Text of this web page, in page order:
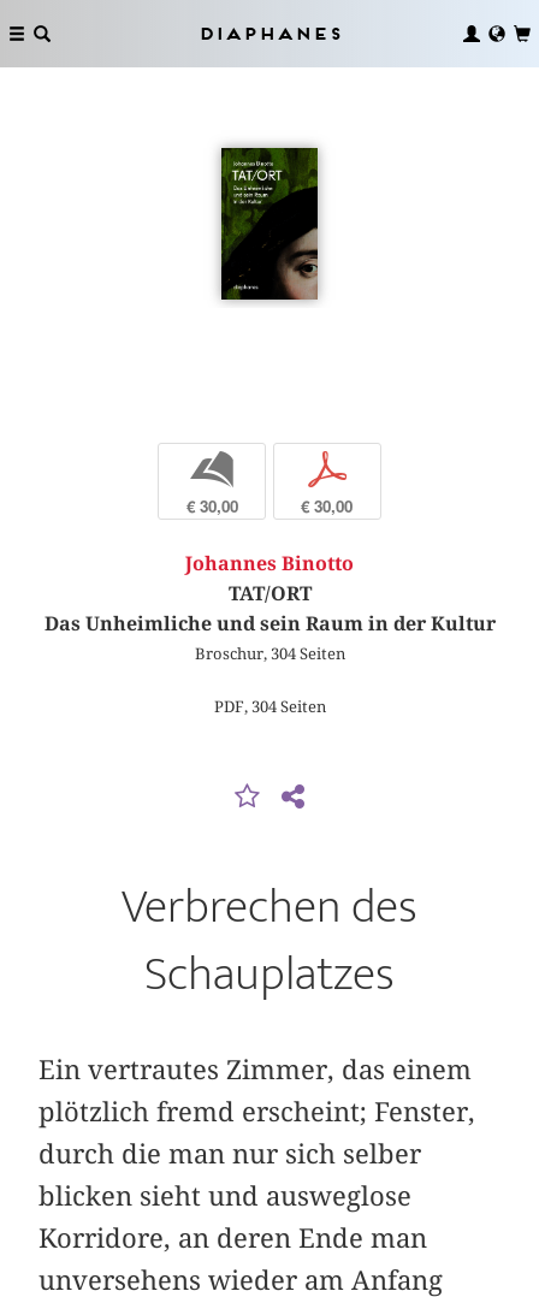
Diaphanes
b
€ 30,00
p
€ 30,00
Johannes Binotto
TAT/ORT
Das Unheimliche und sein Raum in der Kultur
Broschur, 304 Seiten
PDF, 304 Seiten
Verbrechen des
Schauplatzes
Ein vertrautes Zimmer, das einem
plötzlich fremd erscheint; Fenster,
durch die man nur sich selber
blicken sieht und ausweglose
Korridore, an deren Ende man
unversehens wieder am Anfang